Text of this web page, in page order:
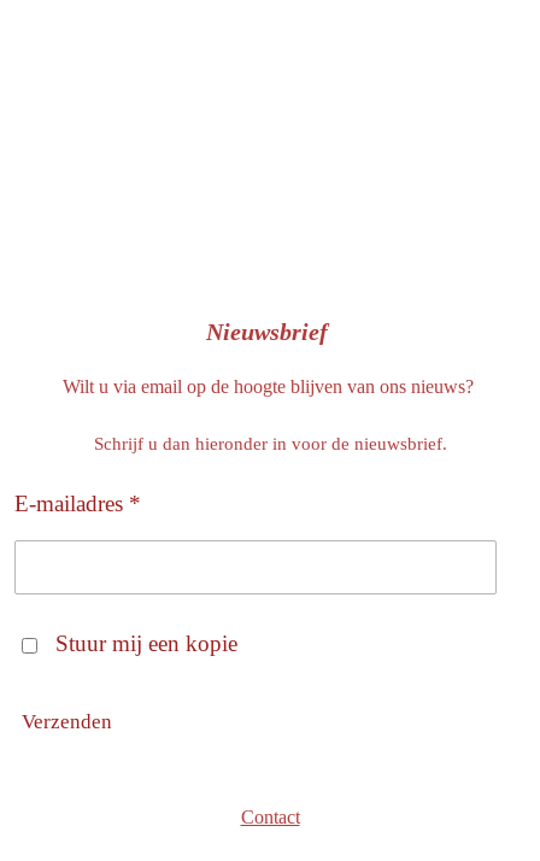
Nieuwsbrief
Wilt u via email op de hoogte blijven van ons nieuws?
Schrijf u dan hieronder in voor de nieuwsbrief.
E-mailadres *
Stuur mij een kopie
Verzenden
Contact